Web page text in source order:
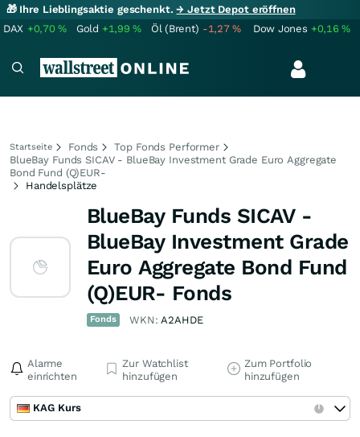
🎁 Ihre Lieblingsaktie geschenkt.→ Jetzt Depot eröffnen
DAX +0,70% Gold +1,99% Öl (Brent) -1,27% Dow Jones +0,16%
Startseite Fonds
Top Fonds Performer
BlueBay Funds SICAV - BlueBay Investment Grade Euro Aggregate
Bond Fund (Q)EUR-
Handelsplätze
BlueBay Funds SICAV -
BlueBay Investment Grade
Euro Aggregate Bond Fund
(Q)EUR- Fonds
Fonds WKN:A2AHDE
Alarme
einrichten
Zur Watchlist
hinzufügen
Zum Portfolio
hinzufügen
KAG Kurs